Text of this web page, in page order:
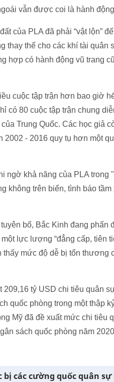
vẫn được coi là hành động
của PLA đã phải “vật lộn”
thay thế cho các khí tài quân
hợp có hành động vũ trang
cuộc tập trận hơn bao giờ
có 80 cuộc tập trận chung
Trung Quốc. Các học giả
- 2016 quy tụ hơn một
ngờ khả năng của PLA trong
không trên biển, tình báo
bố, Bắc Kinh đang phấn
lực lượng “đẳng cấp, tiên
thấy mức độ dễ bị tổn thương
209,16 tỷ USD chi tiêu quân
quốc phòng trong một thập
Mỹ đã đề xuất mức chi tiêu
sách quốc phòng năm
bị các cường quốc quân sự